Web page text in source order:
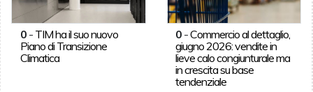
0- TIM ha il suo nuovo
Piano di Transizione
Climatica
0 -Commercio al dettaglio,
giugno 2026: vendite in
lieve calo congiunturale ma
in crescita su base
tendenziale